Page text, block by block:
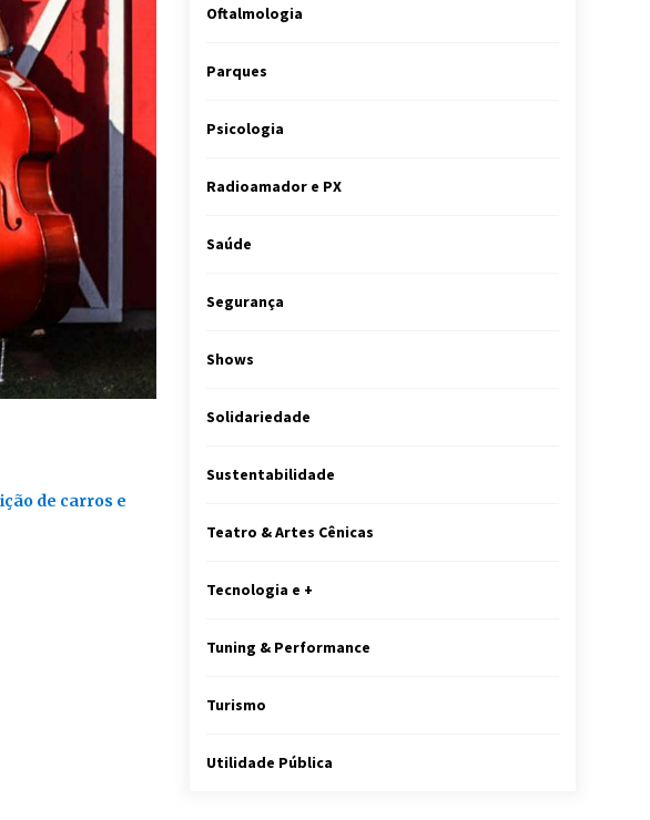
Oftalmologia
Parques
Psicologia
Radioamador e PX
Saúde
Segurança
Shows
Solidariedade
Sustentabilidade
Teatro & Artes Cênicas
Tecnologia e +
Tuning & Performance
Turismo
Utilidade Pública